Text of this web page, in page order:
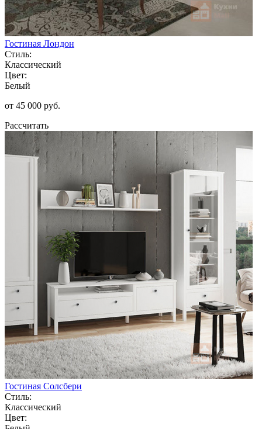
Гостиная Лондон
Стиль:
Классический
Цвет:
Белый
от 45 000 руб.
Рассчитать
Гостиная Солсбери
Стиль:
Классический
Цвет: